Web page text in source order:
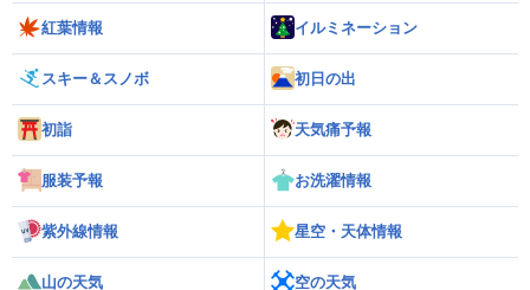
紅葉情報 イルミネーション
スキー＆スノボ 初日の出
初詣 天気痛予報
服装予報 お洗濯情報
紫外線情報 星空・天体情報
山の天気 空の天気